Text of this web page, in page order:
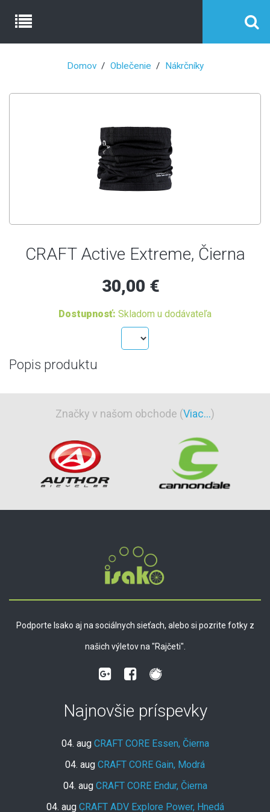
Domov Oblečenie Nákrčníky
CRAFT Active Extreme, Čierna
30,00 €
Dostupnosť: Skladom u dodávateľa
Popis produktu
Značky v našom obchode (Viac...)
Podporte Isako aj na sociálnych sieťach, alebo si pozrite fotky z
našich výletov na "Rajčeti".
Najnovšie príspevky
04. aug CRAFT CORE Essen, Čierna
04. aug CRAFT CORE Gain, Modrá
04. aug CRAFT CORE Endur, Čierna
04. aug CRAFT ADV Explore Power, Hnedá